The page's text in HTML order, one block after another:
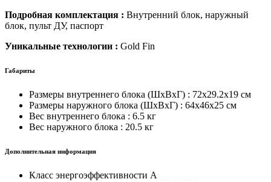
Подробная комплектация : Внутренний блок, наружный
блок, пульт ДУ, паспорт
Уникальные технологии : Gold Fin
Габариты
Размеры внутреннего блока (ШxВxГ) : 72x29.2x19 см
Размеры наружного блока (ШxВxГ) : 64x46x25 см
Вес внутреннего блока : 6.5 кг
Вес наружного блока : 20.5 кг
Дополнительная информация
Класс энергоэффективности A